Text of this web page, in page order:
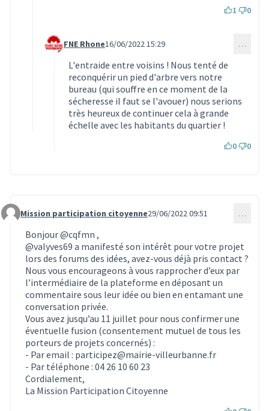
1 0
Commentaire 1808 (réponse au commentaire 1807)
FNE Rhone16/06/2022 15:29 …
L'entraide entre voisins ! Nous tenté de
reconquérir un pied d'arbre vers notre
bureau (qui souffre en ce moment de la
sécheresse il faut se l'avouer) nous serions
très heureux de continuer cela à grande
échelle avec les habitants du quartier !
0 0
Commentaire 1928
Mission participation citoyenne29/06/2022 09:51 …
Bonjour@cqfmn ,
@valyves69 a manifesté son intérêt pour votre projet
lors des forums des idées, avez-vous déjà pris contact ?
Nous vous encourageons à vous rapprocher d’eux par
l’intermédiaire de la plateforme en déposant un
commentaire sous leur idée ou bien en entamant une
conversation privée.
Vous avez jusqu’au 11 juillet pour nous confirmer une
éventuelle fusion (consentement mutuel de tous les
porteurs de projets concernés) :
- Par email : participez@mairie-villeurbanne.fr
- Par téléphone : 04 26 10 60 23
Cordialement,
La Mission Participation Citoyenne